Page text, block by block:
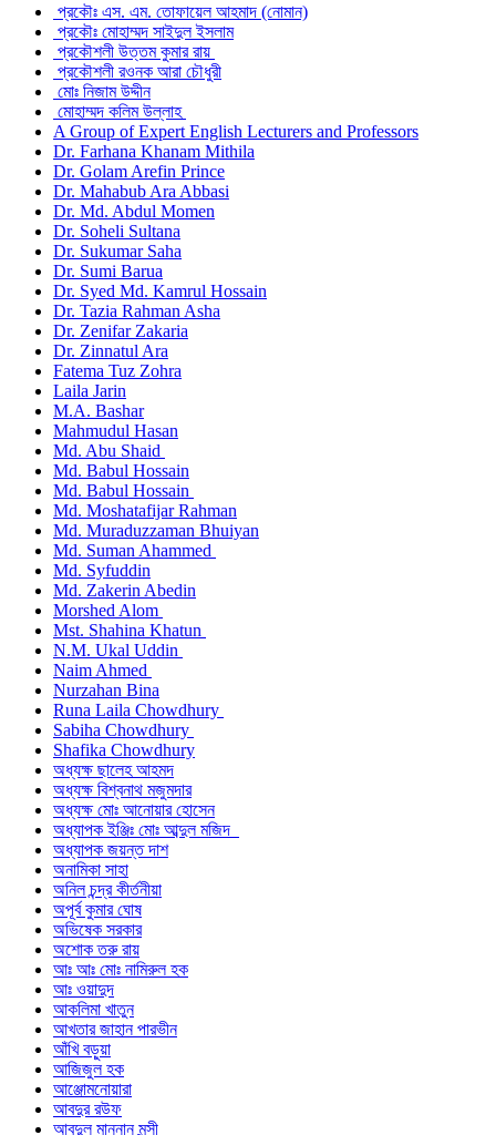
প্রকৌঃ এস. এম. তোফায়েল আহমাদ (নোমান)
প্রকৌঃ মোহাম্মদ সাইদুল ইসলাম
প্রকৌশলী উত্তম কুমার রায়
প্রকৌশলী রওনক আরা চৌধুরী
মোঃ নিজাম উদ্দীন
মোহাম্মদ কলিম উল্লাহ
A Group of Expert English Lecturers and Professors
Dr. Farhana Khanam Mithila
Dr. Golam Arefin Prince
Dr. Mahabub Ara Abbasi
Dr. Md. Abdul Momen
Dr. Soheli Sultana
Dr. Sukumar Saha
Dr. Sumi Barua
Dr. Syed Md. Kamrul Hossain
Dr. Tazia Rahman Asha
Dr. Zenifar Zakaria
Dr. Zinnatul Ara
Fatema Tuz Zohra
Laila Jarin
M.A. Bashar
Mahmudul Hasan
Md. Abu Shaid
Md. Babul Hossain
Md. Babul Hossain
Md. Moshatafijar Rahman
Md. Muraduzzaman Bhuiyan
Md. Suman Ahammed
Md. Syfuddin
Md. Zakerin Abedin
Morshed Alom
Mst. Shahina Khatun
N.M. Ukal Uddin
Naim Ahmed
Nurzahan Bina
Runa Laila Chowdhury
Sabiha Chowdhury
Shafika Chowdhury
অধ্যক্ষ ছালেহ আহমদ
অধ্যক্ষ বিশ্বনাথ মজুমদার
অধ্যক্ষ মোঃ আনোয়ার হোসেন
অধ্যাপক ইঞ্জিঃ মোঃ আব্দুল মজিদ
অধ্যাপক জয়ন্ত দাশ
অনামিকা সাহা
অনিল চন্দ্র কীর্তনীয়া
অপূর্ব কুমার ঘোষ
অভিষেক সরকার
অশোক তরু রায়
আঃ আঃ মোঃ নামিরুল হক
আঃ ওয়াদুদ
আকলিমা খাতুন
আখতার জাহান পারভীন
আঁখি বড়ুয়া
আজিজুল হক
আঞ্জোমনোয়ারা
আবদুর রউফ
আবদুল মান্নান মুন্সী